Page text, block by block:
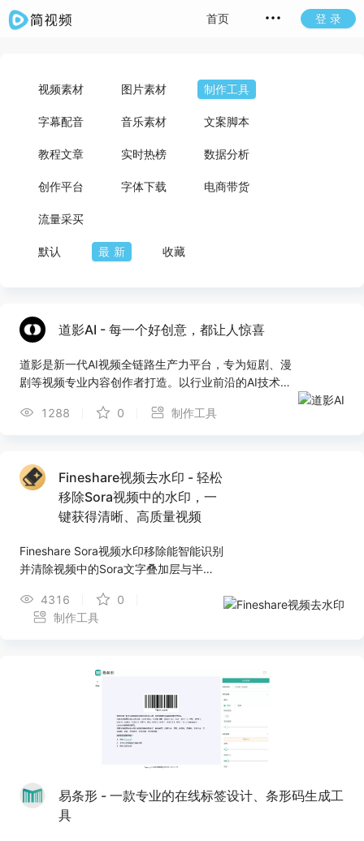
首页 登 录
视频素材 图片素材 制作工具
字幕配音 音乐素材 文案脚本
教程文章 实时热榜 数据分析
创作平台 字体下载 电商带货
流量采买
默认 最新 收藏
道影AI - 每一个好创意，都让人惊喜
道影是新一代AI视频全链路生产力平台，专为短剧、漫
剧等视频专业内容创作者打造。以行业前沿的AI技术为
感精准高效地转化为专业级视觉作品。平台致力于简化
整掌控力。赋能专业创作，见证想象成真。
1288 0 制作工具
Fineshare视频去水印 - 轻松
移除Sora视频中的水印，一
键获得清晰、高质量视频
Fineshare Sora视频水印移除能智能识别
并清除视频中的Sora文字叠加层与半透
分辨率、帧率到色彩与清晰度。一键即
可获得完美无瑕的高品质效果。 ⭐ 核心
寸或透明度。 视频品质无损：移除后完
整保留原始分辨率、帧率、色彩空间及
锐利细节。 极速在线处理：快速清除
Sora视频水印，通常仅需1-2分钟。
4316
0
制作工具
易条形 - 一款专业的在线标签设计、条形码生成工
具